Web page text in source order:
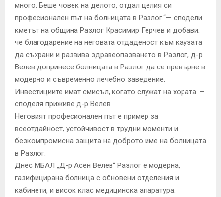
много. Беше човек на делото, отдал целия си
професионален път на болницата в Разлог.“— сподели
кметът на община Разлог Красимир Герчев и добави,
че благодарение на неговата отдаденост към каузата
да съхрани и развива здравеопазването в Разлог, д-р
Велев допринесе болницата в Разлог да се превърне в
модерно и съвременно лечебно заведение.
Инвестициите имат смисъл, когато служат на хората. –
споделя приживе д-р Велев.
Неговият професионален път е пример за
всеотдайност, устойчивост в трудни моменти и
безкомпромисна защита на доброто име на болницата
в Разлог.
Днес МБАЛ „Д-р Асен Велев“ Разлог е модерна,
газифицирана болница с обновени отделения и
кабинети, и висок клас медицинска апаратура.